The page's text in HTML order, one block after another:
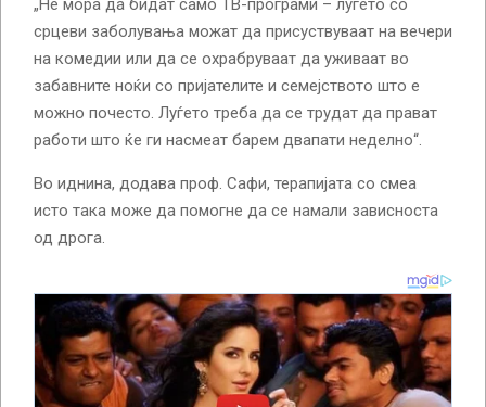
срцеви заболувања можат да присуствуваат на вечери
на комедии или да се охрабруваат да уживаат во
забавните ноќи со пријателите и семејството што е
можно почесто. Луѓето треба да се трудат да прават
работи што ќе ги насмеат барем двапати неделно“.
Во иднина, додава проф. Сафи, терапијата со смеа
исто така може да помогне да се намали зависноста
од дрога.